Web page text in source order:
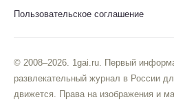
Пользовательское соглашение
© 2008–2026. 1gai.ru. Первый
развлекательный журнал в России
движется. Права на изображения и